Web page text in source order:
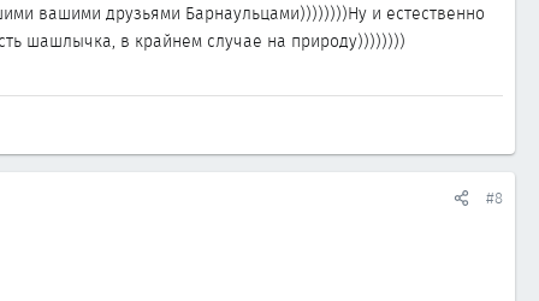
вашими друзьями Барнаульцами))))))))Ну и естественно
шашлычка, в крайнем случае на природу))))))))
#8